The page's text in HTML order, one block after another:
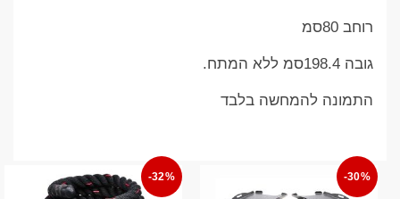
רוחב 80סמ
גובה 198.4סמ ללא המתח.
התמונה להמחשה בלבד
-30%
-32%